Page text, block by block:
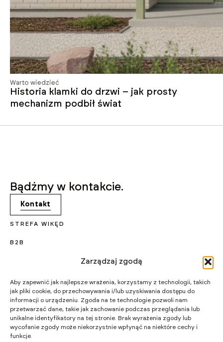
Zarządzaj zgodą
Aby zapewnić jak najlepsze wrażenia, korzystamy z technologii, takich
jak pliki cookie, do przechowywania i/lub uzyskiwania dostępu do
informacji o urządzeniu. Zgoda na te technologie pozwoli nam
przetwarzać dane, takie jak zachowanie podczas przeglądania lub
unikalne identyfikatory na tej stronie. Brak wyrażenia zgody lub
wycofanie zgody może niekorzystnie wpłynąć na niektóre cechy i
funkcje.
Warto wiedzieć
Historia klamki do drzwi – jak prosty
mechanizm podbił świat
Bądźmy w kontakcie.
Kontakt
STREFA WIKĘD
B2B
PROJEKTY UNIJNE
CERTYFIKATY I PROGRAMY
STRATEGIA PODATKOWA
WIKĘD SP. Z O.O.